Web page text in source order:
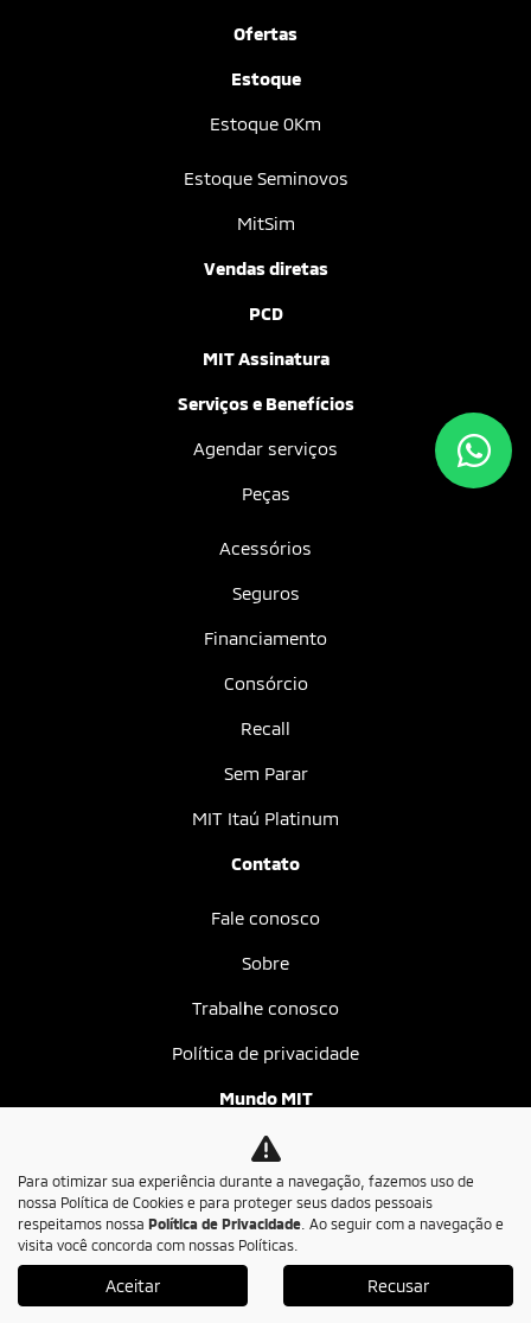
Ofertas
Estoque
Estoque 0Km
Estoque Seminovos
MitSim
Vendas diretas
PCD
MIT Assinatura
Serviços e Benefícios
Agendar serviços
Peças
Acessórios
Seguros
Financiamento
Consórcio
Recall
Sem Parar
MIT Itaú Platinum
Contato
Fale conosco
Sobre
Trabalhe conosco
Política de privacidade
Mundo MIT
Blog
No trânsito, enxergar o outro salva vidas.
Desenvolvido pela DEALERSPACE ® Direitos Reservados.
Para otimizar sua experiência durante a navegação, fazemos uso de
nossa Política de Cookies e para proteger seus dados pessoais
respeitamos nossa Política de Privacidade . Ao seguir com a navegação e
visita você concorda com nossas Políticas.
Aceitar Recusar